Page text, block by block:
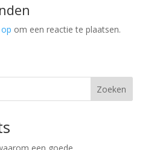
om een reactie te plaatsen.
Zoeken